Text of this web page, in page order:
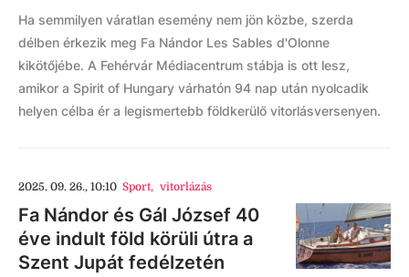
Ha semmilyen váratlan esemény nem jön közbe, szerda
délben érkezik meg Fa Nándor Les Sables d'Olonne
kikötőjébe. A Fehérvár Médiacentrum stábja is ott lesz,
amikor a Spirit of Hungary várhatón 94 nap után nyolcadik
helyen célba ér a legismertebb földkerülő vitorlásversenyen.
2025. 09. 26., 10:10 Sport, vitorlázás
Fa Nándor és Gál József 40
éve indult föld körüli útra a
Szent Jupát fedélzetén